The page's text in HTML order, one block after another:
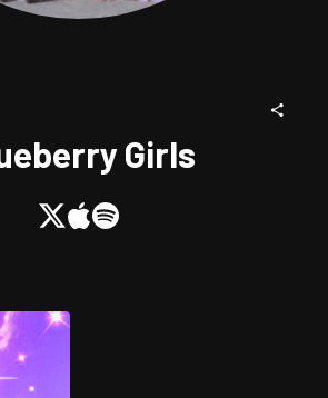
Girls